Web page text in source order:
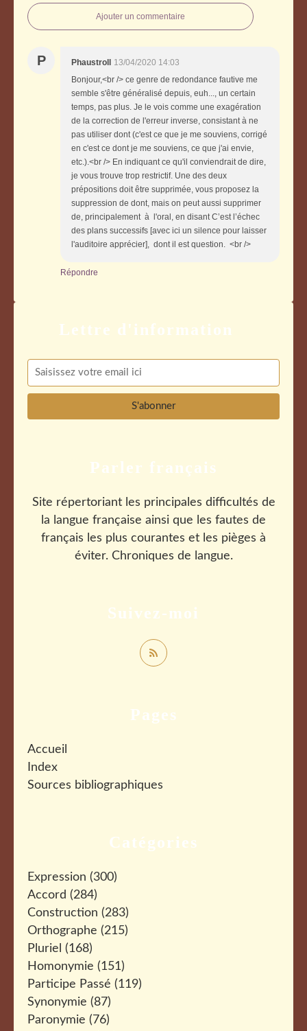
Ajouter un commentaire
P Phaustroll
13/04/2020 14:03
Bonjour,<br /> ce genre de redondance fautive me
semble s'être généralisé depuis, euh..., un certain
temps, pas plus. Je le vois comme une exagération
de la correction de l'erreur inverse, consistant à ne
pas utiliser dont (c'est ce que je me souviens, corrigé
en c'est ce dont je me souviens, ce que j'ai envie,
etc.).<br /> En indiquant ce qu'il conviendrait de dire,
je vous trouve trop restrictif. Une des deux
prépositions doit être supprimée, vous proposez la
suppression de dont, mais on peut aussi supprimer
de, principalement à l'oral, en disant C’est l’échec
des plans successifs [avec ici un silence pour laisser
l'auditoire apprécier], dont il est question. <br />
Répondre
Catégories
Expression (300)
Accord (284)
Construction (283)
Orthographe (215)
Pluriel (168)
Homonymie (151)
Participe Passé (119)
Synonymie (87)
Paronymie (76)
Pages
Accueil
Index
Sources bibliographiques
Suivez-moi
Parler français
Site répertoriant les principales difficultés de
la langue française ainsi que les fautes de
français les plus courantes et les pièges à
éviter. Chroniques de langue.